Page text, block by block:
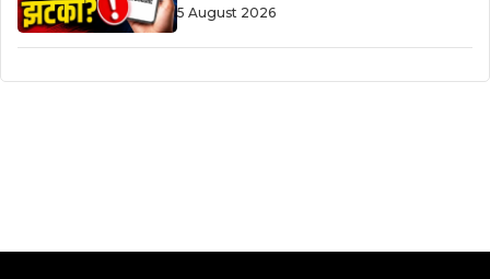
5 August 2026